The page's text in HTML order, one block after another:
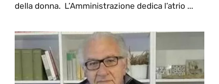
della donna. L’Amministrazione dedica l’atrio ...